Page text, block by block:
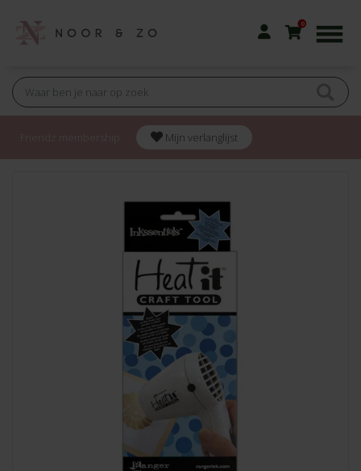
0
Mijn verlanglijst